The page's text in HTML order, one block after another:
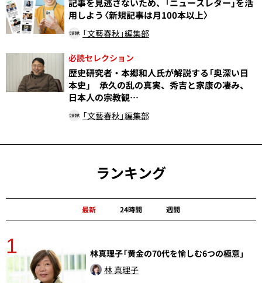
記事を見逃さないため、「ニュースレター」を活
用しよう〈新規記事は月100本以上〉
「文藝春秋」編集部
必読セレクション
歴史研究者・本郷和人氏が解説する「奥深い日
本史」 承久の乱の真実、秀吉と家康の凄み、
日本人の宗教観…
「文藝春秋」編集部
ランキング
最新 24時間 週間
1
林真理子「黄金の70代を愉しむ6つの極意」
林 真理子